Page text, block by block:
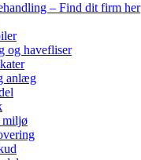
– Find dit firm her
og havefliser
anlæg
miljø